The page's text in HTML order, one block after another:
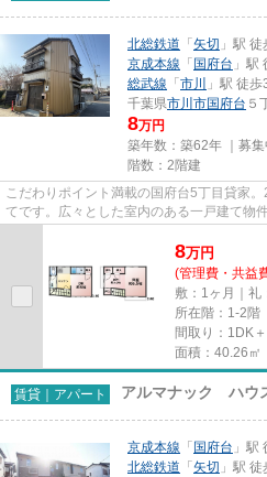
北総鉄道 「 矢切 」駅
京成本線 「 国府台 」駅
総武線 「 市川
」駅 徒
千葉県市川市国府台 ５
8万円
築年数：築62年 ｜募集
階数：2階建
こだわりポイント満載の国府台5丁目貸家
てです。広々とした室内のある一戸建て物
8万円
(管理費・共益
敷：1ヶ月｜礼
所在階：1-2階
間取り：1DK
面積：40.26㎡
賃貸｜アパート アルマナック ハウ
京成本線 「 国府台 」駅
北総鉄道 「 矢切 」駅